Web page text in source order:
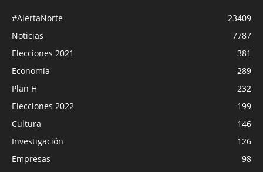
#AlertaNorte
23409
Noticias
7787
Elecciones 2021
381
Economía
289
Plan H
232
Elecciones 2022
199
Cultura
146
Investigación
126
Empresas
98